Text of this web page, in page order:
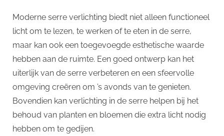
Moderne serre verlichting biedt niet alleen functioneel
licht om te lezen, te werken of te eten in de serre,
maar kan ook een toegevoegde esthetische waarde
hebben aan de ruimte. Een goed ontwerp kan het
uiterlijk van de serre verbeteren en een sfeervolle
omgeving creëren om ’s avonds van te genieten.
Bovendien kan verlichting in de serre helpen bij het
behoud van planten en bloemen die extra licht nodig
hebben om te gedijen.